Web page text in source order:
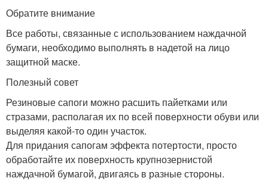
Обратите внимание
Все работы, связанные с использованием наждачной
бумаги, необходимо выполнять в надетой на лицо
защитной маске.
Полезный совет
Резиновые сапоги можно расшить пайетками или
стразами, располагая их по всей поверхности обуви или
выделяя какой-то один участок.
Для придания сапогам эффекта потертости, просто
обработайте их поверхность крупнозернистой
наждачной бумагой, двигаясь в разные стороны.